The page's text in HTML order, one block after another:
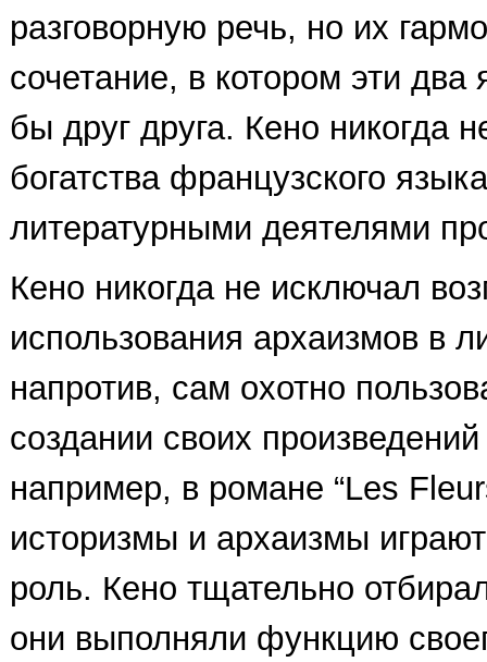
разговорную речь, но их
сочетание, в котором эти
бы друг друга. Кено никогда
богатства французского
литературными деятелями
Кено никогда не исключал
использования архаизмов в
напротив, сам охотно
создании своих
например, в романе “Les
историзмы и архаизмы
роль. Кено тщательно
они выполняли функцию